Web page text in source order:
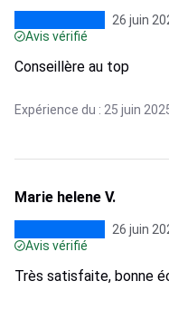
26 juin
Avis vérifié
Conseillère au top
Expérience du : 25 juin
Marie helene V.
26 juin
Avis vérifié
Très satisfaite, bonne